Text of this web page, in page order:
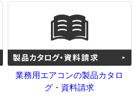
業務用エアコンの製品カタロ
グ・資料請求